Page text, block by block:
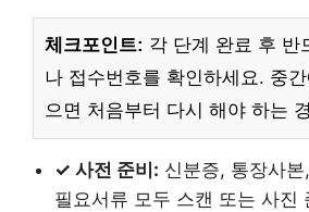
체크포인트: 각 단계 완료 후 반
나 접수번호를 확인하세요. 중
으면 처음부터 다시 해야 하는
✓ 사전 준비: 신분증, 통장사
필요서류 모두 스캔 또는 사진